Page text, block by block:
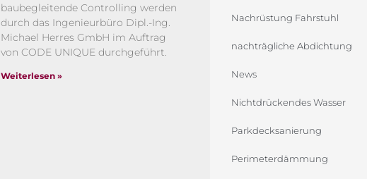
baubegleitende Controlling werden
durch das Ingenieurbüro Dipl.-Ing.
Michael Herres GmbH im Auftrag
von CODE UNIQUE durchgeführt.
Weiterlesen »
Nachrüstung Fahrstuhl
nachträgliche Abdichtung
News
Nichtdrückendes Wasser
Parkdecksanierung
Perimeterdämmung